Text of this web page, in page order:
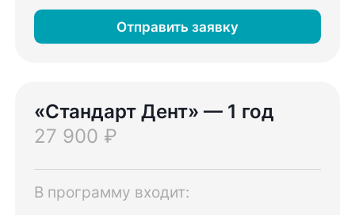
Отправить заявку
«Стандарт Дент» — 1 год
27 900 ₽
В программу входит: